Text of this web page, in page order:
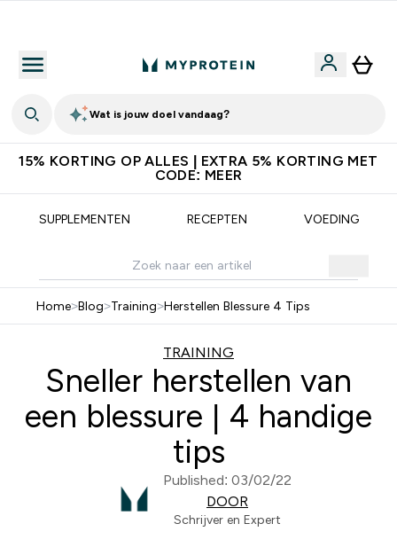
Wat is jouw doel vandaag?
15% KORTING OP ALLES | EXTRA 5% KORTING MET
CODE: MEER
SUPPLEMENTEN RECEPTEN VOEDING
Home>Blog>Training>Herstellen Blessure 4 Tips
TRAINING
Sneller herstellen van
een blessure | 4 handige
tips
Published: 03/02/22
DOOR
Schrijver en Expert